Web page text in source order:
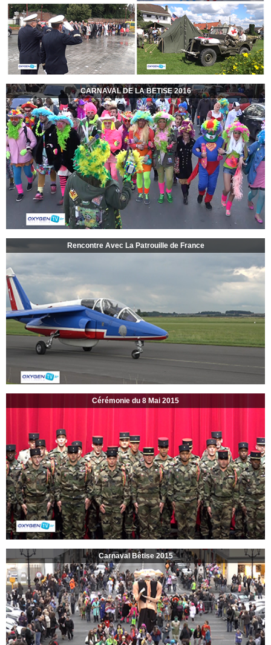
CARNAVAL DE LA BETISE 2016
Rencontre Avec La Patrouille de France
Cérémonie du 8 Mai 2015
Carnaval Bêtise 2015